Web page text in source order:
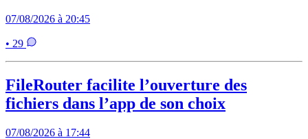
07/08/2026 à 20:45
• 29
FileRouter facilite l’ouverture des
fichiers dans l’app de son choix
07/08/2026 à 17:44